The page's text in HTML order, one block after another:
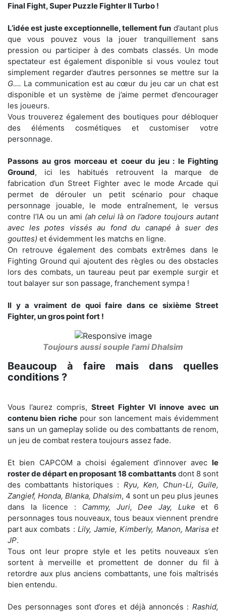
Final Fight, Super Puzzle Fighter II Turbo !
L’idée est juste exceptionnelle, tellement fun d’autant plus
que vous pouvez vous la jouer tranquillement sans
pression ou participer à des combats classés. Un mode
spectateur est également disponible si vous voulez tout
simplement regarder d’autres personnes se mettre sur la
G…. La communication est au cœur du jeu car un chat est
disponible et un système de j’aime permet d’encourager
les joueurs.
Vous trouverez également des boutiques pour débloquer
des éléments cosmétiques et customiser votre
personnage.
Passons au gros morceau et coeur du jeu : le Fighting
Ground, ici les habitués retrouvent la marque de
fabrication d’un Street Fighter avec le mode Arcade qui
permet de dérouler un petit scénario pour chaque
personnage jouable, le mode entraînement, le versus
contre l’IA ou un ami (ah celui là on l’adore toujours autant
avec les potes vissés au fond du canapé à suer des
gouttes) et évidemment les matchs en ligne.
On retrouve également des combats extrêmes dans le
Fighting Ground qui ajoutent des règles ou des obstacles
lors des combats, un taureau peut par exemple surgir et
tout balayer sur son passage, franchement sympa !
Il y a vraiment de quoi faire dans ce sixième Street
Fighter, un gros point fort !
Toujours aussi souple l'ami Dhalsim
Beaucoup à faire mais dans quelles
conditions ?
Vous l’aurez compris, Street Fighter VI innove avec un
contenu bien richepour son lancement mais évidemment
sans un un gameplay solide ou des combattants de renom,
un jeu de combat restera toujours assez fade.
Et bien CAPCOM a choisi également d’innover avec le
roster de départ en proposant 18 combattants dont 8 sont
des combattants historiques : Ryu, Ken, Chun-Li, Guile,
Zangief, Honda, Blanka, Dhalsim, 4 sont un peu plus jeunes
dans la licence : Cammy, Juri, Dee Jay, Luke et 6
personnages tous nouveaux, tous beaux viennent prendre
part aux combats : Lily, Jamie, Kimberly, Manon, Marisa et
JP.
Tous ont leur propre style et les petits nouveaux s’en
sortent à merveille et promettent de donner du fil à
retordre aux plus anciens combattants, une fois maîtrisés
bien entendu.
Des personnages sont d’ores et déjà annoncés : Rashid,